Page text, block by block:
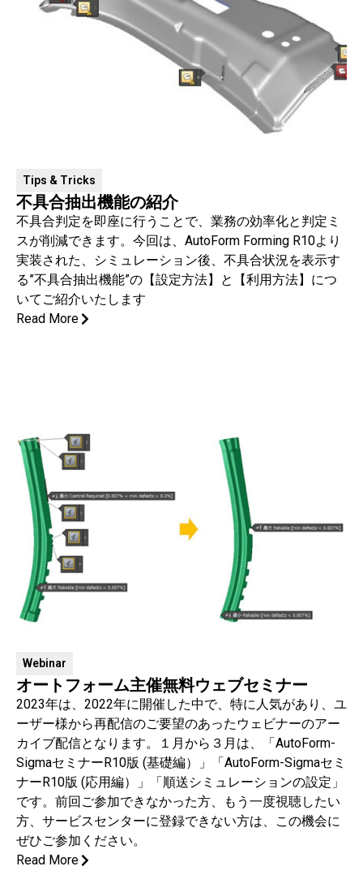
Tips & Tricks
不具合抽出機能の紹介
不具合判定を即座に行うことで、業務の効率化と判定ミ
スが削減できます。今回は、AutoForm Forming R10より
実装された、シミュレーション後、不具合状況を表示す
る”不具合抽出機能”の【設定方法】と【利用方法】につ
いてご紹介いたします
Read More
Webinar
オートフォーム主催無料ウェブセミナー
2023年は、2022年に開催した中で、特に人気があり、ユ
ーザー様から再配信のご要望のあったウェビナーのアー
カイブ配信となります。１月から３月は、「AutoForm-
SigmaセミナーR10版 (基礎編）」「AutoForm-Sigmaセミ
ナーR10版 (応用編）」「順送シミュレーションの設定」
です。前回ご参加できなかった方、もう一度視聴したい
方、サービスセンターに登録できない方は、この機会に
ぜひご参加ください。
Read More